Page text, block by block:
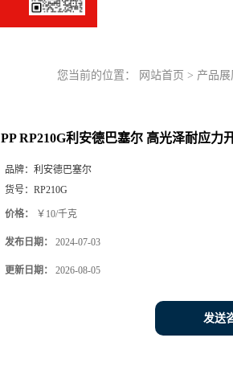
您当前的位置： 网站首页 > 产品展
PP RP210G利安德巴塞尔 高光泽耐应
品牌： 利安德巴塞尔
货号： RP210G
价格： ￥10/千克
发布日期： 2024-07-03
更新日期： 2026-08-05
发送